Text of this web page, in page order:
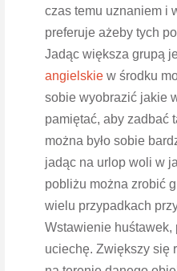
czas temu uznaniem i
preferuje ażeby tych
Jadąc większa grupą
angielskie w środku
sobie wyobrazić jakie
pamiętać, aby zadbać
można było sobie
jadąc na urlop woli w
pobliżu można zrobić
wielu przypadkach
Wstawienie huśtawek,
uciechę. Zwiększy się